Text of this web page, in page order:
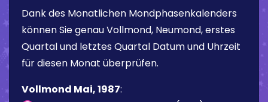
Dank des Monatlichen Mondphasenkalenders
können Sie genau Vollmond, Neumond, erstes
Quartal und letztes Quartal Datum und Uhrzeit
für diesen Monat überprüfen.
Vollmond Mai, 1987: